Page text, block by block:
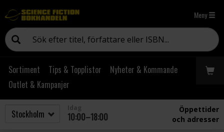
Meny
Sortiment Tips & Topplistor
Nyheter & Kommande
Outlet & Kampanjer
10:00–18:00
Öppettider
och adresser